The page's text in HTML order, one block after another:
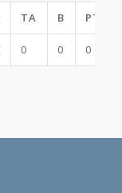
TA B PTS
0 0 0